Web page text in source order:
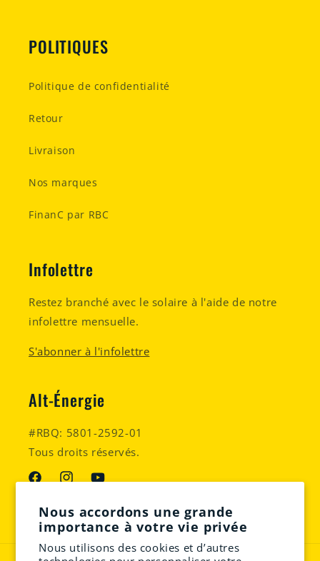
Nous accordons une grande
importance à votre vie privée
Nous utilisons des cookies et d’autres
POLITIQUES
Politique de confidentialité
Retour
Livraison
Nos marques
FinanC par RBC
Infolettre
Restez branché avec le solaire à l'aide de notre
infolettre mensuelle.
S'abonner à l'infolettre
Alt-Énergie
#RBQ: 5801-2592-01
Tous droits réservés.
FacebookInstagramYouTube